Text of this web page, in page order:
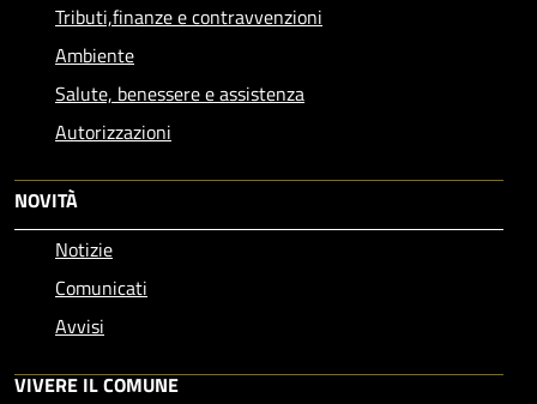
Tributi,finanze e contravvenzioni
Ambiente
Salute, benessere e assistenza
Autorizzazioni
NOVITÀ
Notizie
Comunicati
Avvisi
VIVERE IL COMUNE